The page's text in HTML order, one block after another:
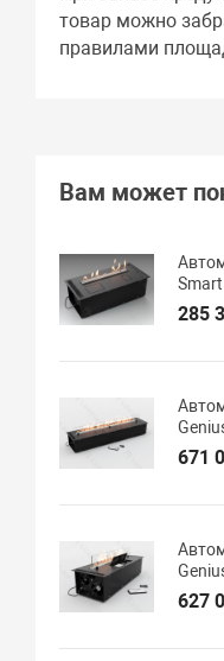
товар можно
правилами
Вам может
285
671
627